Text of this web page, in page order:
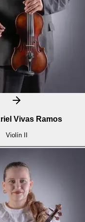
Vivas Ramos
Violín II